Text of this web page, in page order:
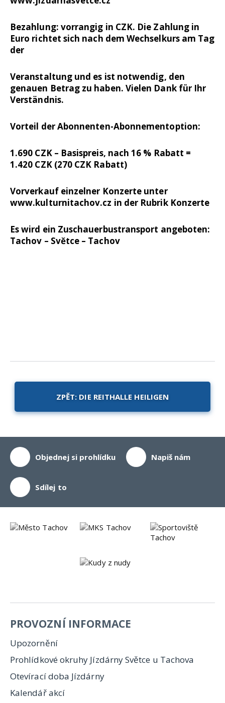
Bezahlung: vorrangig in CZK. Die Zahlung in
Euro richtet sich nach dem Wechselkurs am Tag
der
Veranstaltung und es ist notwendig, den
genauen Betrag zu haben. Vielen Dank für Ihr
Verständnis.
Vorteil der Abonnenten-Abonnementoption:
1.690 CZK – Basispreis, nach 16 % Rabatt =
1.420 CZK (270 CZK Rabatt)
Vorverkauf einzelner Konzerte unter
www.kulturnitachov.cz in der Rubrik Konzerte
Es wird ein Zuschauerbustransport angeboten:
Tachov – Světce – Tachov
ZPĚT: DIE REITHALLE HEILIGEN
Objednej si prohlídku Napiš nám
Sdílej to
PROVOZNÍ INFORMACE
Upozornění
Prohlídkové okruhy Jízdárny Světce u Tachova
Otevírací doba Jízdárny
Kalendář akcí